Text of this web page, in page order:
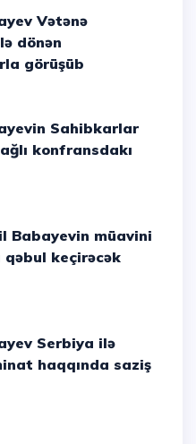
dönən
görüşüb
konfransdakı
qəbul keçirəcək
haqqında saziş